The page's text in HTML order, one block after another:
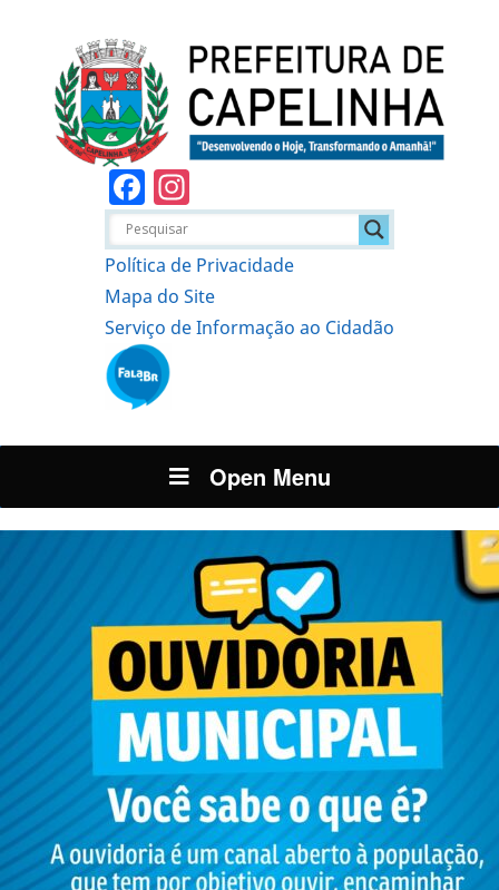
Facebook
Política de Privacidade
Mapa do Site
Serviço de Informação ao Cidadão
Open Menu